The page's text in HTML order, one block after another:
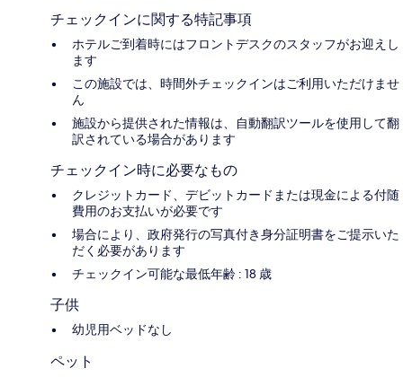
チェックインに関する特記事項
ホテルご到着時にはフロントデスクのスタッフがお迎えし
ます
この施設では、時間外チェックインはご利用いただけませ
ん
施設から提供された情報は、自動翻訳ツールを使用して翻
訳されている場合があります
チェックイン時に必要なもの
クレジットカード、デビットカードまたは現金による付随
費用のお支払いが必要です
場合により、政府発行の写真付き身分証明書をご提示いた
だく必要があります
チェックイン可能な最低年齢 : 18 歳
子供
幼児用ベッドなし
ペット